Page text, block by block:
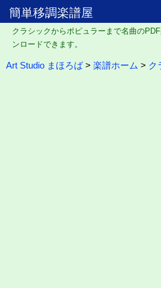
簡単移調楽譜屋
クラシックからポピュラーまで名曲の
ンロードできます。
Art Studio まほろば> 楽譜ホーム > ク